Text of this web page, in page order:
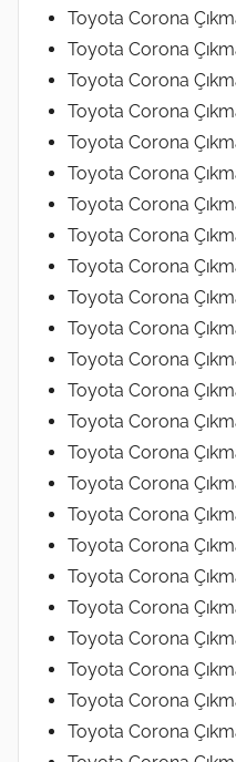
Toyota Corona
Toyota Corona
Toyota Corona
Toyota Corona
Toyota Corona
Toyota Corona
Toyota Corona
Toyota Corona
Toyota Corona
Toyota Corona
Toyota Corona
Toyota Corona
Toyota Corona
Toyota Corona
Toyota Corona
Toyota Corona
Toyota Corona
Toyota Corona
Toyota Corona
Toyota Corona
Toyota Corona
Toyota Corona
Toyota Corona
Toyota Corona